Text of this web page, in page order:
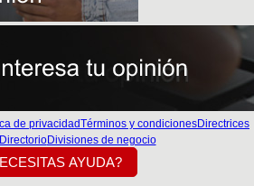
de privacidadTérminos y condicionesDirectrices
Divisiones de negocio
AYUDA?